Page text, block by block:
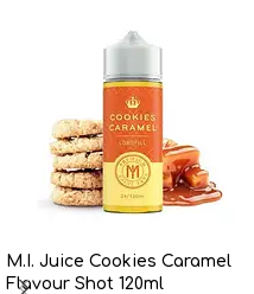
M.I. Juice Cookies Caramel
Flavour Shot 120ml